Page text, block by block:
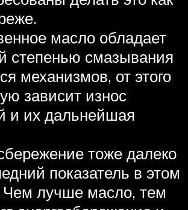
масло обладает
степенью смазывания
механизмов, от этого
зависит износ
и их дальнейшая
тоже далеко
показатель в этом
Чем лучше масло, тем